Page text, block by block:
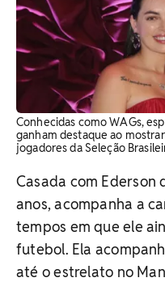
Conhecidas como WAGs,
ganham destaque ao
jogadores da Seleção
Casada com Ederson
anos, acompanha a
tempos em que ele
futebol. Ela
até o estrelato no